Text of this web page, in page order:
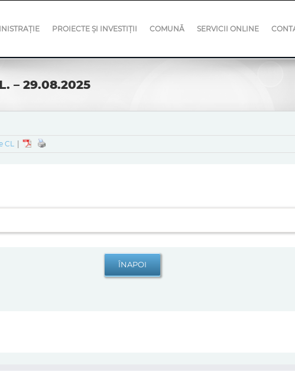
PROIECTE ȘI INVESTIȚII COMUNĂ SERVICII ONLINE
– 29.08.2025
CL